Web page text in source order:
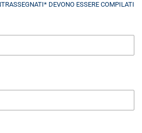
DEVONO ESSERE COMPILATI